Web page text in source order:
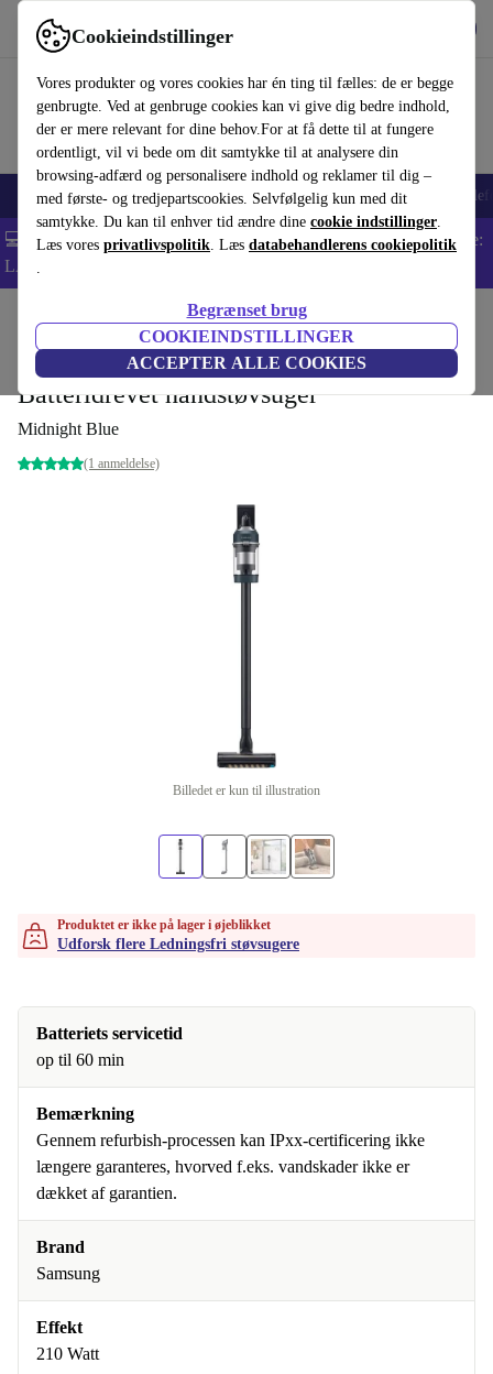
Cookieindstillinger
Vores produkter og vores cookies har én ting til fælles: de er begge
genbrugte. Ved at genbruge cookies kan vi give dig bedre indhold,
der er mere relevant for dine behov.For at få dette til at fungere
ordentligt, vil vi bede om dit samtykke til at analysere din
browsing-adfærd og personalisere indhold og reklamer til dig –
med første- og tredjepartscookies. Selvfølgelig kun med dit
samtykke. Du kan til enhver tid ændre dine cookie indstillinger.
Læs vores privatlivspolitik. Læs databehandlerens cookiepolitik
.
Begrænset brug
COOKIEINDSTILLINGER
ACCEPTER ALLE COOKIES
Brug refurbed hurtigt og nemt
Smartphones Bærbare Tablets Smartwatches Tilbehør
💻 Ekstra 5% rabat på alle MacBooks og bærbare computere - Kode:
LAPTOP5 -
Husholdning Gulvpleje Ledningsfri støvsugere
Samsung Jet 85 CompleteClean Plus
Batteridrevet håndstøvsuger
Midnight Blue
(1 anmeldelse)
Billedet er kun til illustration
Produktet er ikke på lager i øjeblikket
Udforsk flere Ledningsfri støvsugere
Batteriets servicetid
op til 60 min
Bemærkning
Gennem refurbish-processen kan IPxx-certificering ikke
længere garanteres, hvorved f.eks. vandskader ikke er
dækket af garantien.
Brand
Samsung
Effekt
210 Watt